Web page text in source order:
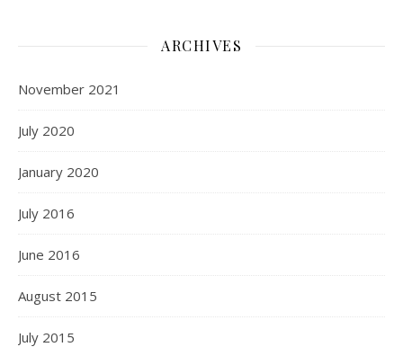
ARCHIVES
November 2021
July 2020
January 2020
July 2016
June 2016
August 2015
July 2015